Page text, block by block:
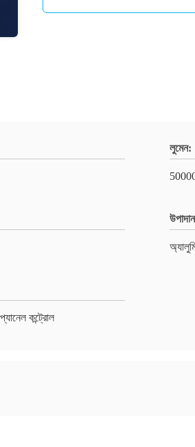
লুমেন:
কন্ট্রোল